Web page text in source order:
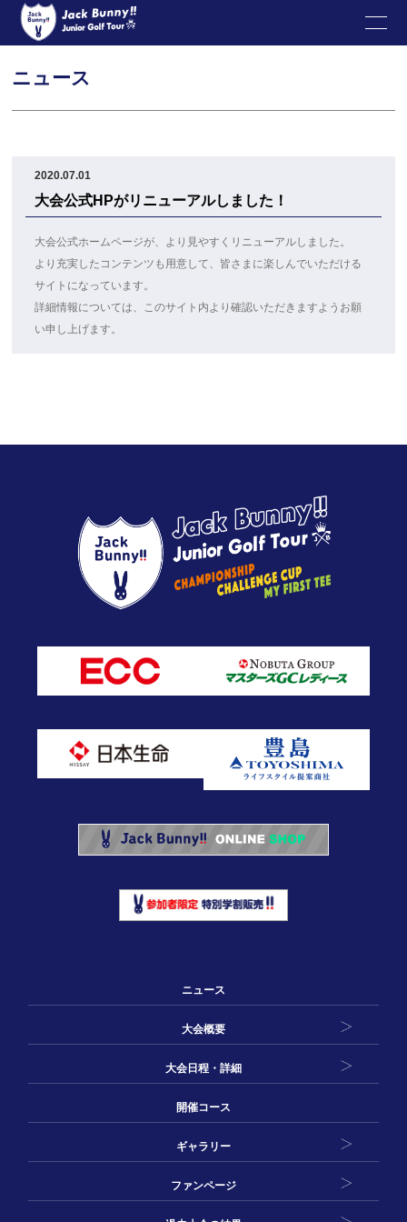
ニュース
2020.07.01
大会公式HPがリニューアルしました！
大会公式ホームページが、より見やすくリニューアルしました。
より充実したコンテンツも用意して、皆さまに楽しんでいただける
サイトになっています。
詳細情報については、このサイト内より確認いただきますようお願
い申し上げます。
ニュース
大会概要
大会日程・詳細
開催コース
ギャラリー
ファンページ